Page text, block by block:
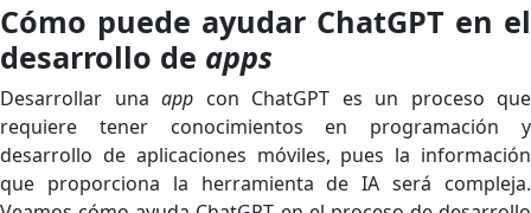
Cómo puede ayudar ChatGPT en el
desarrollo de apps
Desarrollar una app con ChatGPT es un proceso que
requiere tener conocimientos en programación y
desarrollo de aplicaciones móviles, pues la información
que proporciona la herramienta de IA será compleja.